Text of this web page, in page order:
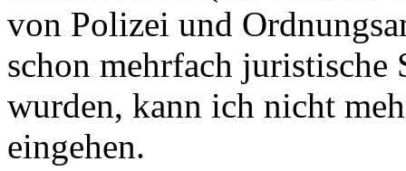
von Polizei und
schon mehrfach
wurden, kann ich nicht
eingehen.